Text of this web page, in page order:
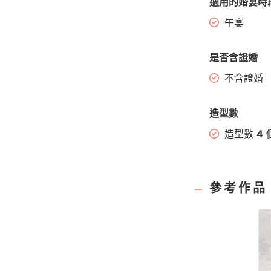
午宴
是否含證婚
不含證婚
造型數
造型數 4
參考作品